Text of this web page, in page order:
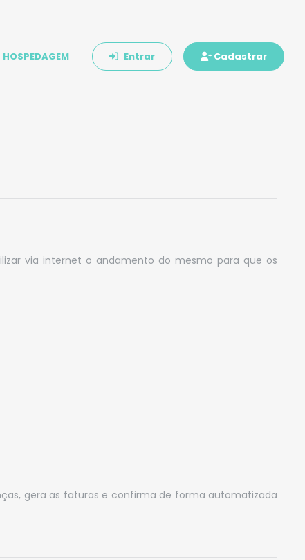
HOSPEDAGEM Entrar Cadastrar
via internet o andamento do mesmo para que os
gera as faturas e confirma de forma automatizada